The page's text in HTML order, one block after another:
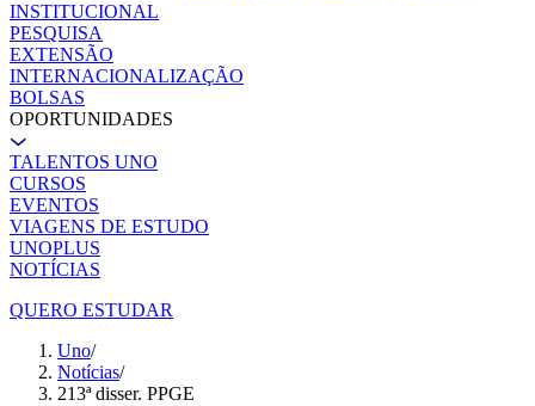
INSTITUCIONAL
PESQUISA
EXTENSÃO
INTERNACIONALIZAÇÃO
BOLSAS
OPORTUNIDADES
TALENTOS UNO
CURSOS
EVENTOS
VIAGENS DE ESTUDO
UNOPLUS
NOTÍCIAS
QUERO ESTUDAR
Uno/
Notícias/
213ª disser. PPGE